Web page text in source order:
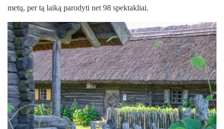
metų, per tą laiką parodyti net 98 spektakliai.